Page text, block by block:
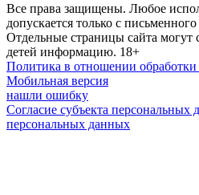
Все права защищены. Любое
допускается только с письменного
Отдельные страницы сайта могут
детей информацию. 18+
Политика в отношении
Мобильная версия
нашли ошибку
Согласие субъекта персональных
персональных данных